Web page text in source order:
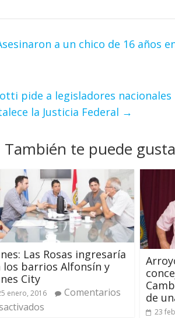
a un chico de 16 años
pide a legisladores
la Justicia Federal →
También te puede
Las Rosas ingresaría
los barrios Alfonsín y
City
enero, 2016
Comentarios
de
23